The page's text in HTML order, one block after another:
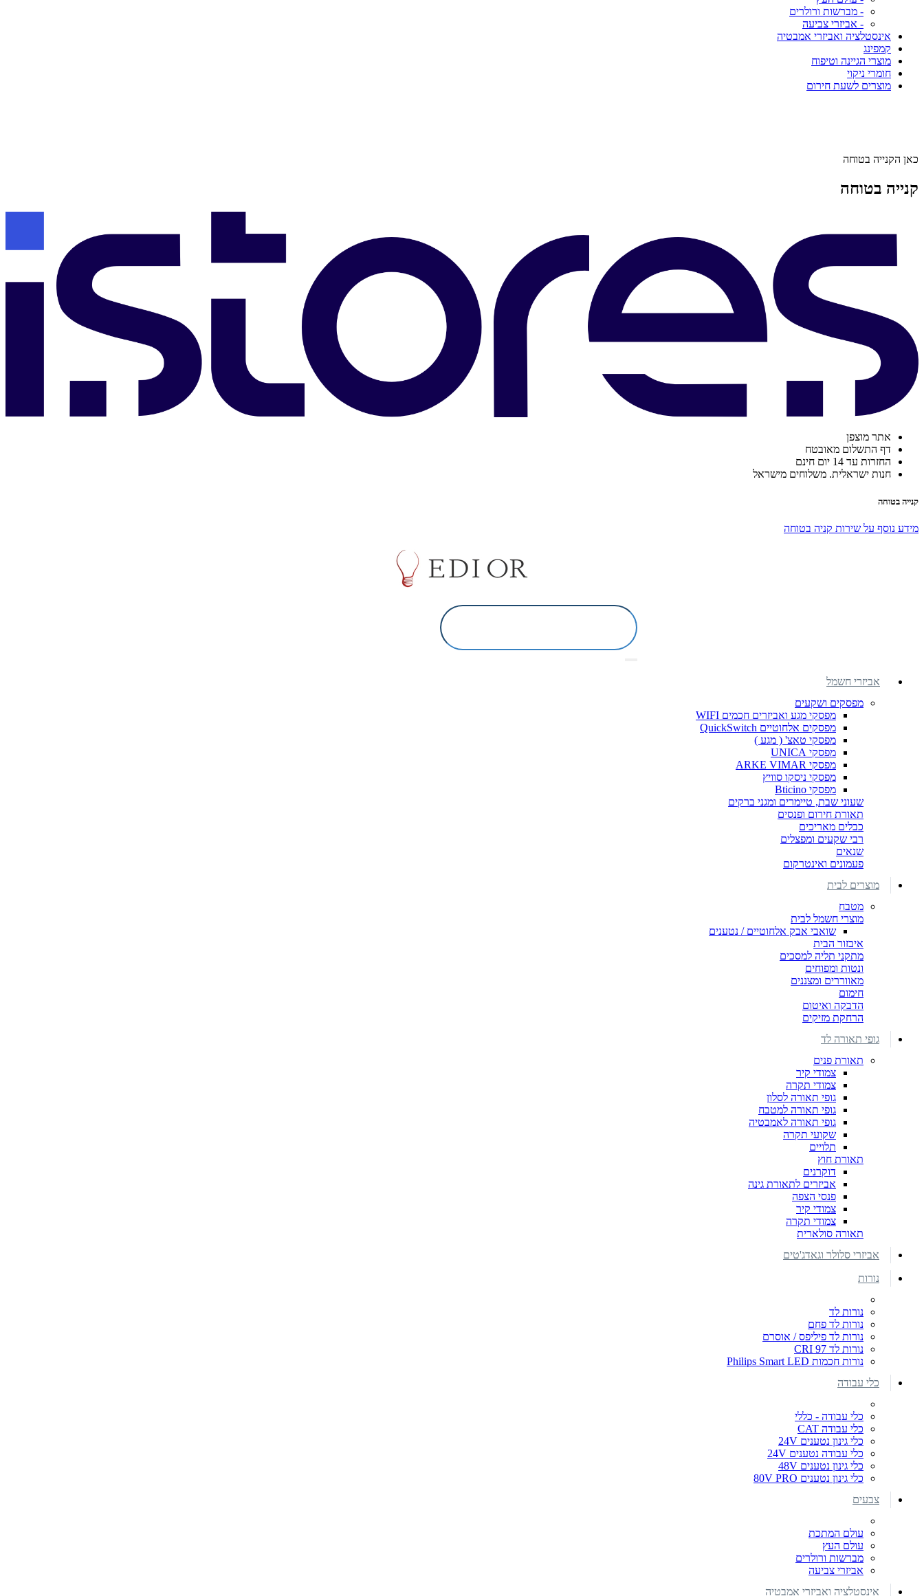
- מברשות ורולרים
- אביזרי צביעה
אינסטלציה ואביזרי אמבטיה
קמפינג
מוצרי הגיינה וטיפוח
חומרי ניקוי
מוצרים לשעת חירום
כאן הקנייה בטוחה
קנייה בטוחה
אתר מוצפן
דף התשלום מאובטח
החזרות עד 14 יום חינם
חנות ישראלית. משלוחים מישראל
קנייה בטוחה
מידע נוסף על שירות קניה בטוחה
אביזרי חשמל
מפסקים ושקעים
מפסקי מגע ואביזרים חכמים WIFI
מפסקים אלחוטיים QuickSwitch
מפסקי טאצ' ( מגע )
מפסקי UNICA
מפסקי ARKE VIMAR
מפסקי ניסקו סוויץ
מפסקי Bticino
שעוני שבת, טיימרים ומגני ברקים
תאורת חירום ופנסים
כבלים מאריכים
רבי שקעים ומפצלים
שנאים
פעמונים ואינטרקום
מוצרים לבית
מטבח
מוצרי חשמל לבית
שואבי אבק אלחוטיים / נטענים
איבזור הבית
מתקני תליה למסכים
ונטות ומפוחים
מאווררים ומצננים
חימום
הדבקה ואיטום
הרחקת מזיקים
גופי תאורה לד
תאורת פנים
צמודי קיר
צמודי תקרה
גופי תאורה לסלון
גופי תאורה למטבח
גופי תאורה לאמבטיה
שקועי תקרה
תלויים
תאורת חוץ
דוקרנים
אביזרים לתאורת גינה
פנסי הצפה
צמודי קיר
צמודי תקרה
תאורה סולארית
אביזרי סלולר וגאדג'טים
נורות
נורות לד
נורות לד פחם
נורות לד פיליפס / אוסרם
נורות לד CRI 97
נורות חכמות Philips Smart LED
כלי עבודה
כלי עבודה - כללי
כלי עבודה CAT
כלי גינון נטענים 24V
כלי עבודה נטענים 24V
כלי גינון נטענים 48V
כלי גינון נטענים 80V PRO
צבעים
עולם המתכת
עולם העץ
מברשות ורולרים
אביזרי צביעה
אינסטלציה ואביזרי אמבטיה